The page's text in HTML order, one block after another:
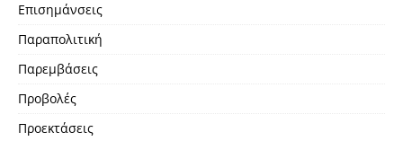
Επισημάνσεις
Παραπολιτική
Παρεμβάσεις
Προβολές
Προεκτάσεις